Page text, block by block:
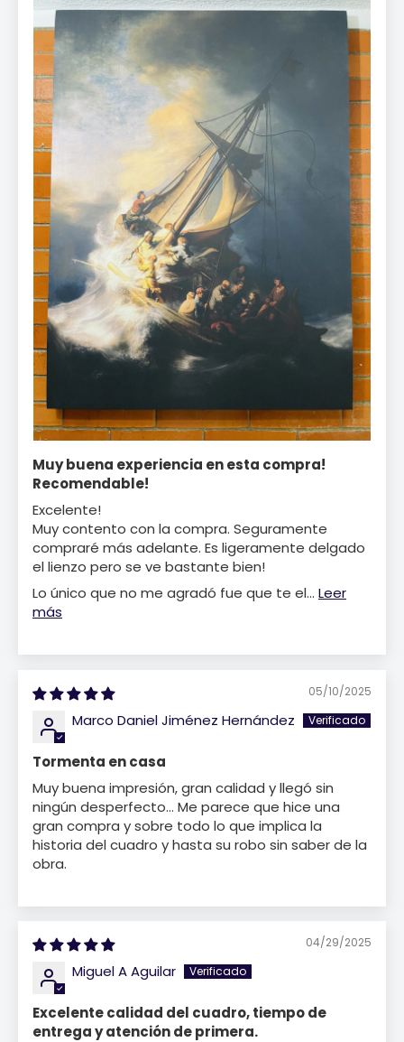
Muy buena experiencia en esta compra!
Recomendable!
Excelente!
Muy contento con la compra. Seguramente
compraré más adelante. Es ligeramente delgado
el lienzo pero se ve bastante bien!
Lo único que no me agradó fue que te el... Leer
más
05/10/2025
Marco Daniel Jiménez Hernández
Tormenta en casa
Muy buena impresión, gran calidad y llegó sin
ningún desperfecto... Me parece que hice una
gran compra y sobre todo lo que implica la
historia del cuadro y hasta su robo sin saber de la
obra.
04/29/2025
Miguel A Aguilar
Excelente calidad del cuadro, tiempo de
entrega y atención de primera.